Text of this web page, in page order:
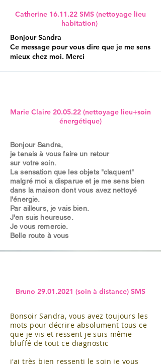
Catherine 16.11.22 SMS (nettoyage lieu
habitation)
Bonjour Sandra
Ce message pour vous dire que je me sens
mieux chez moi. Merci
Marie Claire 20.05.22 (nettoyage lieu+soin
énergétique)
Bonjour Sandra,
je tenais à vous faire un retour
sur votresoin.
La sensation que les objets "claquent"
malgré moi a disparue et je me sens bien
dans la maison dont vous avez nettoyé
l'énergie.
Par ailleurs, je vais bien.
J'en suis heureuse.
Je vous remercie.
Belle route à vous
Bruno 29.01.2021 (soin à distance) SMS
Bonsoir Sandra, vous avez toujours les
mots pour décrire absolument tous ce
que je vis et ressent je suis même
bluffé de tout ce diagnostic
j'ai très bien ressenti le soin je vous